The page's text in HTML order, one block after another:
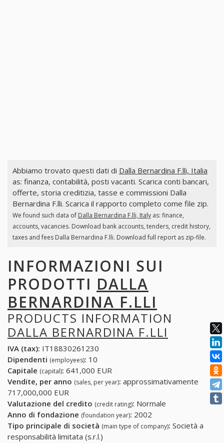
Abbiamo trovato questi dati di Dalla Bernardina F.lli, Italia
as: finanza, contabilità, posti vacanti. Scarica conti bancari,
offerte, storia creditizia, tasse e commissioni Dalla
Bernardina F.lli. Scarica il rapporto completo come file zip.
We found such data of Dalla Bernardina F.lli, Italyas: finance,
accounts, vacancies. Download bank accounts, tenders, credit history,
taxes and fees Dalla Bernardina F.lli. Download full report as zip-file.
INFORMAZIONI SUI
PRODOTTI DALLA
BERNARDINA F.LLI
PRODUCTS INFORMATION
DALLA BERNARDINA F.LLI
IVA (tax): IT18830261230
Dipendenti (employees): 10
Capitale (capital): 641,000 EUR
Vendite, per anno (sales, per year): approssimativamente
717,000,000 EUR
Valutazione del credito (credit rating): Normale
Anno di fondazione (foundation year): 2002
Tipo principale di società (main type of company): Società a
responsabilità limitata (s.r.l.)